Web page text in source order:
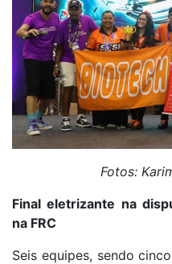
Fotos:
Final eletrizante na
na FRC
Seis equipes, sendo